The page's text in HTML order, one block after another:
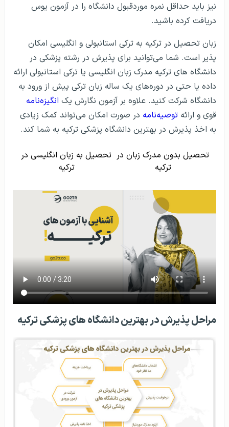
نیز باید حداقل نمره موردقبول دانشگاه را در آزمون یوس
دریافت کرده باشید.
زبان تحصیل در ترکیه به ترکی استانبولی و انگلیسی امکان
پذیر است. شما می‌توانید برای پذیرش در رشته پزشکی در
دانشگاه های ترکیه مدرک زبان انگلیسی یا ترکی استانبولی ارائه
داده یا حتی در دوره‌های یک ساله زبان ترکی پیش از ورود به
دانشگاه شرکت کنید. علاوه بر آزمون نگارش یک انگیزه‌نامه
قوی و ارائه توصیه‌نامه در صورت امکان می‌تواند کمک زیادی
به اخذ پذیرش در بهترین دانشگاه پزشکی ترکیه به شما کند.
تحصیل بدون مدرک زبان در
ترکیه
تحصیل به زبان انگلیسی در
ترکیه
مراحل پذیرش در بهترین دانشگاه های پزشکی ترکیه